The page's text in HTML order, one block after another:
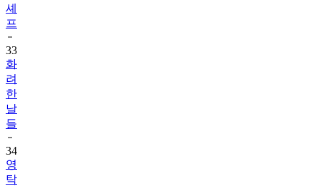
셰
프
33
화
려
한
날
들
34
영
탁